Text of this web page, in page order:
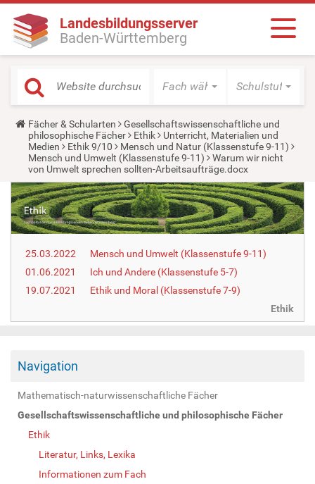
Landesbildungsserver
Baden-Württemberg
Fach wählen Schulstufe
Y
o
u
a
r
e
h
e
r
e
:
Fächer & Schularten
Gesellschaftswissenschaftliche und
philosophische Fächer
Ethik
Unterricht, Materialien und
Medien
Ethik 9/10
Mensch und Natur (Klassenstufe 9-11)
Mensch und Umwelt (Klassenstufe 9-11)
Warum wir nicht
von Umwelt sprechen sollten-Arbeitsaufträge.docx
25.03.2022
Mensch und Umwelt (Klassenstufe 9-11)
01.06.2021
Ich und Andere (Klassenstufe 5-7)
19.07.2021
Ethik und Moral (Klassenstufe 7-9)
Ethik
Navigation
Mathematisch-naturwissenschaftliche Fächer
Gesellschaftswissenschaftliche und philosophische Fächer
Ethik
Literatur, Links, Lexika
Informationen zum Fach